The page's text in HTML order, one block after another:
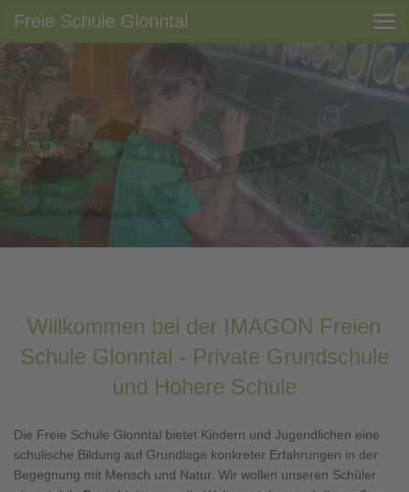
Freie Schule Glonntal
Willkommen bei der IMAGON Freien
Schule Glonntal - Private Grundschule
und Höhere Schule
Die Freie Schule Glonntal bietet Kindern und Jugendlichen eine
schulische Bildung auf Grundlage konkreter Erfahrungen in der
Begegnung mit Mensch und Natur. Wir wollen unseren Schüler